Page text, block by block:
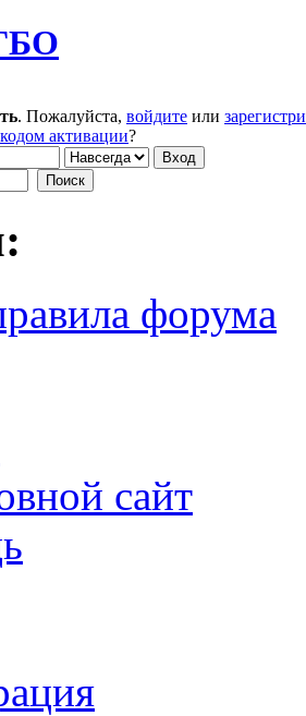
. Пожалуйста, войдите или
активации?
форума
сайт